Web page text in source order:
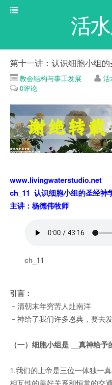
活
第十一讲：认识细胞小组
教会结构与事工发展 活
0评论
www.livingwaterstudio.net
ch_11 认识细胞小组的圣经神
主讲：杨德伟牧师
ch_11
引言：
－清朝末年穷苦人赴南洋
－神给了我们许多恩典，要去发
（一）细胞小组是 真神给予
1.我们的上帝是三位一体独一
相互性的美好关系和恒常的交通